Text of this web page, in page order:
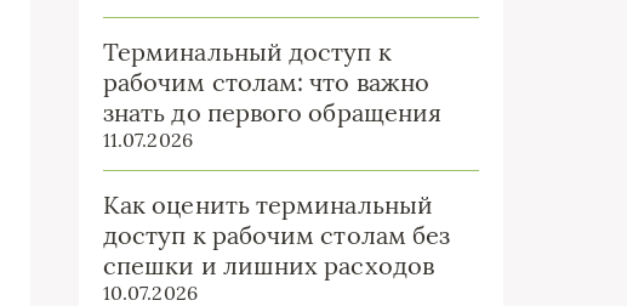
Терминальный доступ к
рабочим столам: что важно
знать до первого обращения
11.07.2026
Как оценить терминальный
доступ к рабочим столам без
спешки и лишних расходов
10.07.2026